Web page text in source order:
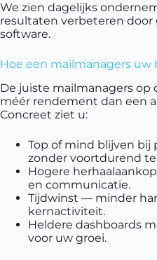
We zien dagelijks
resultaten verbeteren door
software.
Hoe een mailmanagers
De juiste mailmanagers op
méér rendement dan een
Concreet ziet u:
Top of mind blijven
zonder voortdurend
Hogere
en communicatie.
Tijdwinst — minder
kernactiviteit.
Heldere dashboards
voor uw groei.